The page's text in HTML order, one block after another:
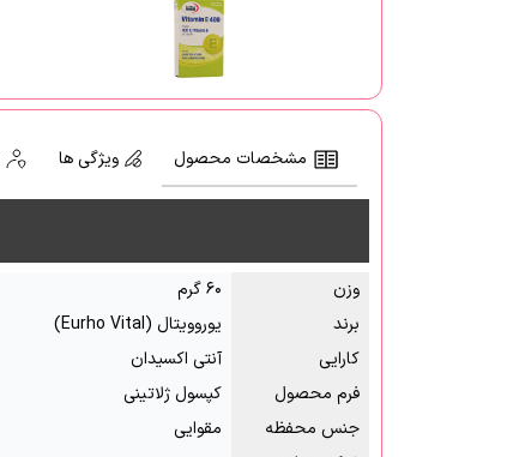
مشخصات محصول ویژگی ها
وزن ۶۰ گرم
برند
یوروویتال (Eurho Vital)
کارایی
آنتی اکسیدان
فرم محصول
کپسول ژلاتینی
جنس محفظه
مقوایی